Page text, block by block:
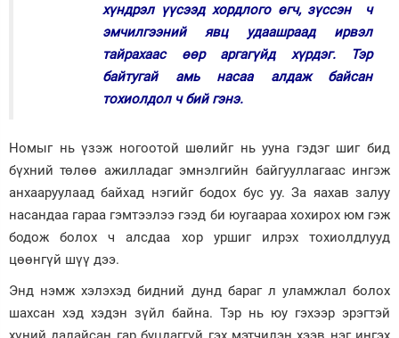
хүндрэл үүсээд хордлого өгч, зүссэн ч
эмчилгээний явц удаашраад ирвэл
тайрахаас өөр аргагүйд хүрдэг. Тэр
байтугай амь насаа алдаж байсан
тохиолдол ч бий гэнэ.
Номыг нь үзэж ногоотой шөлийг нь ууна гэдэг шиг бид
бүхний төлөө ажилладаг эмнэлгийн байгууллагаас ингэж
анхааруулаад байхад нэгийг бодох бус уу. За яахав залуу
насандаа гараа гэмтээлээ гээд би юугаараа хохирох юм гэж
бодож болох ч алсдаа хор уршиг илрэх тохиолдлууд
цөөнгүй шүү дээ.
Энд нэмж хэлэхэд бидний дунд бараг л уламжлал болох
шахсан хэд хэдэн зүйл байна. Тэр нь юу гэхээр эрэгтэй